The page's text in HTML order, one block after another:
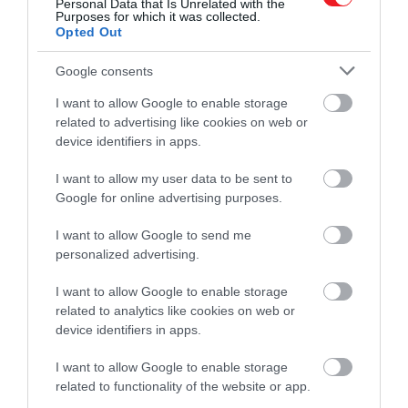
Personal Data that Is Unrelated with the
Purposes for which it was collected.
Opted Out
Google consents
I want to allow Google to enable storage
related to advertising like cookies on web or
device identifiers in apps.
I want to allow my user data to be sent to
Google for online advertising purposes.
I want to allow Google to send me
personalized advertising.
I want to allow Google to enable storage
related to analytics like cookies on web or
device identifiers in apps.
I want to allow Google to enable storage
related to functionality of the website or app.
A szék